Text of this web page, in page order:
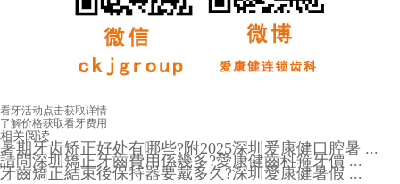
看牙活动点击获取详情
了解价格获取看牙费用
相关阅读
暑期牙齿矫正好处有哪些?附2025深圳爱康健口腔暑 ...
請問深圳矯正牙齒費用係幾多?愛康健齒科箍牙價 ...
牙齒矯正結束後保持器要戴多久?深圳愛康健暑假 ...